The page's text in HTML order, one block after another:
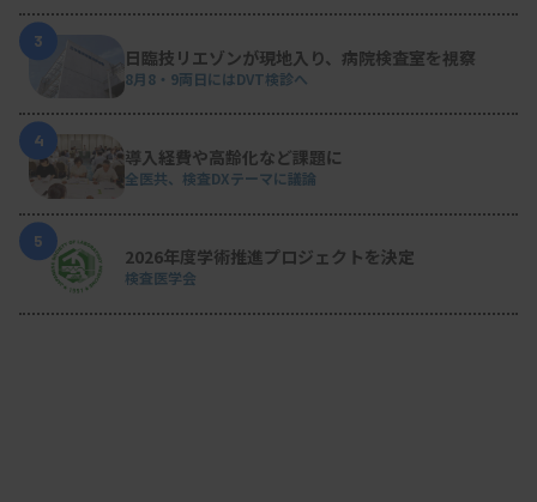
3
日臨技リエゾンが現地入り、病院検査室を視察
8月8・9両日にはDVT検診へ
4
導入経費や高齢化など課題に
全医共、検査DXテーマに議論
5
2026年度学術推進プロジェクトを決定
検査医学会